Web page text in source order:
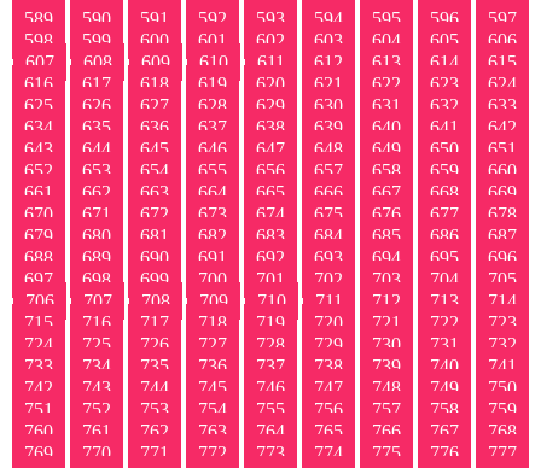
589
590 591 592 593 594 595 596
597
598
599 600 601 602 603 604 605
606
607
608 609 610 611 612 613 614
615
616
617 618 619 620 621 622 623
624
625
626 627 628 629 630 631 632
633
634
635 636 637 638 639 640 641
642
643
644 645 646 647 648 649 650
651
652
653 654 655 656 657 658 659
660
661
662 663 664 665 666 667 668
669
670
671 672 673 674 675 676 677
678
679
680 681 682 683 684 685 686
687
688
689 690 691 692 693 694 695
696
697
698 699 700 701 702 703 704
705
706
707 708 709 710 711 712 713
714
715
716 717 718 719 720 721 722
723
724
725 726 727 728 729 730 731
732
733
734 735 736 737 738 739 740
741
742
743 744 745 746 747 748 749
750
751
752 753 754 755 756 757 758
759
760
761 762 763 764 765 766 767
768
769
770 771 772 773 774 775 776
777